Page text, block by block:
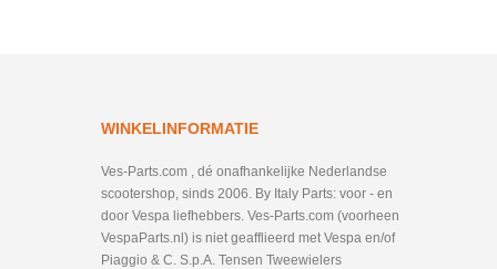
WINKELINFORMATIE
Ves-Parts.com , dé onafhankelijke Nederlandse
scootershop, sinds 2006. By Italy Parts: voor - en
door Vespa liefhebbers. Ves-Parts.com (voorheen
VespaParts.nl) is niet geafflieerd met Vespa en/of
Piaggio & C. S.p.A. Tensen Tweewielers